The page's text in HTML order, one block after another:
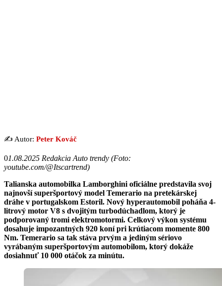
✍️ Autor: Peter Kováč
01.08.2025 Redakcia Auto trendy (Foto:
youtube.com/@Itscartrend)
Talianska automobilka Lamborghini oficiálne predstavila svoj
najnovší superšportový model Temerario na pretekárskej
dráhe v portugalskom Estoril. Nový hyperautomobil poháňa 4-
litrový motor V8 s dvojitým turbodúchadlom, ktorý je
podporovaný tromi elektromotormi. Celkový výkon systému
dosahuje impozantných 920 koní pri krútiacom momente 800
Nm. Temerario sa tak stáva prvým a jediným sériovo
vyrábaným superšportovým automobilom, ktorý dokáže
dosiahnuť 10 000 otáčok za minútu.